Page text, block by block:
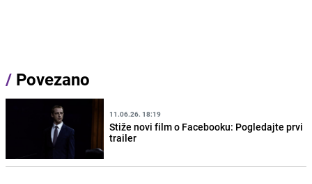
/ Povezano
11.06.26. 18:19
Stiže novi film o Facebooku: Pogledajte prvi
trailer